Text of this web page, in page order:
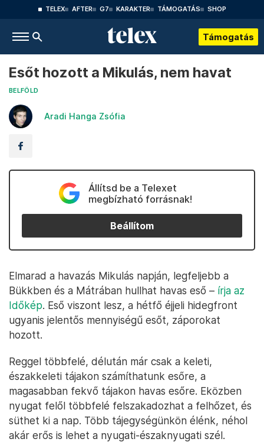
TELEX AFTER G7 KARAKTER TÁMOGATÁS SHOP
Támogatás
Esőt hozott a Mikulás, nem havat
BELFÖLD
Aradi Hanga Zsófia
Állítsd be a Telexet
megbízható forrásnak!
Beállítom
Elmarad a havazás Mikulás napján, legfeljebb a
Bükkben és a Mátrában hullhat havas eső – írja az
Időkép. Eső viszont lesz, a hétfő éjjeli hidegfront
ugyanis jelentős mennyiségű esőt, záporokat
hozott.
Reggel többfelé, délután már csak a keleti,
északkeleti tájakon számíthatunk esőre, a
magasabban fekvő tájakon havas esőre. Eközben
nyugat felől többfelé felszakadozhat a felhőzet, és
süthet ki a nap. Több tájegységünkön élénk, néhol
akár erős is lehet a nyugati-északnyugati szél.